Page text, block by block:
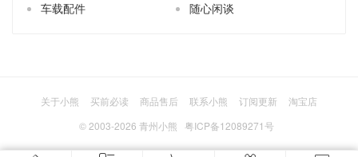
车载配件
随心闲谈
关于小熊 买前必读 商品售后 联系小熊 订阅更新
淘宝店
© 2003-2026 青州小熊 粤ICP备12089271号